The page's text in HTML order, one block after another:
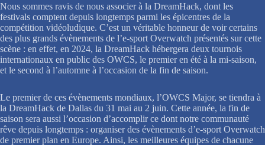
Nous sommes ravis de nous associer à la DreamHack, dont les
festivals comptent depuis longtemps parmi les épicentres de la
compétition vidéoludique. C’est un véritable honneur de voir certains
des plus grands évènements de l’e-sport Overwatch présentés sur cette
scène : en effet, en 2024, la DreamHack hébergera deux tournois
internationaux en public des OWCS, le premier en été à la mi-saison,
et le second à l’automne à l’occasion de la fin de saison.
Le premier de ces évènements mondiaux, l’OWCS Major, se tiendra à
la DreamHack de Dallas du 31 mai au 2 juin. Cette année, la fin de
saison sera aussi l’occasion d’accomplir ce dont notre communauté
rêve depuis longtemps : organiser des évènements d’e-sport Overwatch
de premier plan en Europe. Ainsi, les meilleures équipes de chacune